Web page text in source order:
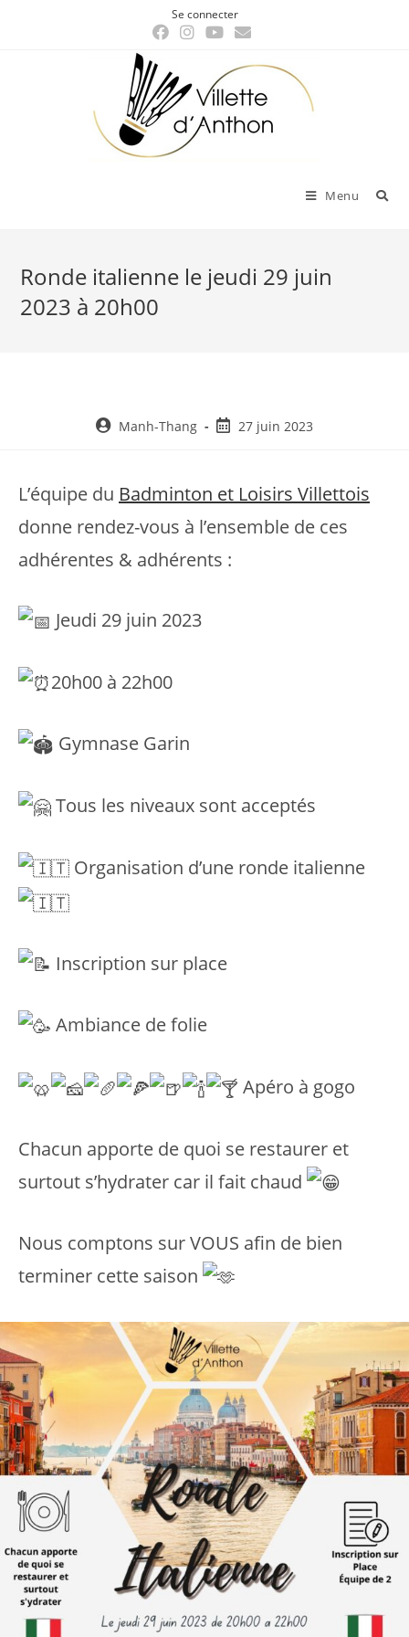
Se connecter
Menu
Ronde italienne le jeudi 29 juin
2023 à 20h00
Auteur/autrice
publication :
Manh-Thang
Post27 juin 2023
L’équipe du Badminton et Loisirs Villettois
donne rendez-vous à l’ensemble de ces
adhérentes & adhérents :
Jeudi 29 juin 2023
20h00 à 22h00
Gymnase Garin
Tous les niveaux sont acceptés
Organisation d’une ronde italienne
Inscription sur place
Ambiance de folie
Apéro à gogo
Chacun apporte de quoi se restaurer et
surtout s’hydrater car il fait chaud
Nous comptons sur VOUS afin de bien
terminer cette saison